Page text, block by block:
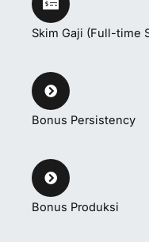
Skim Gaji (Full-time
Bonus Persistency
Bonus Produksi